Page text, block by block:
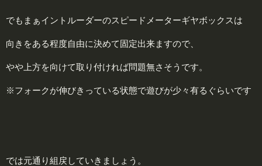
でもまぁイントルーダーのスピードメーターギヤボックスは
向きをある程度自由に決めて固定出来ますので、
やや上方を向けて取り付ければ問題無さそうです。
※フォークが伸びきっている状態で遊びが少々有るぐらいです
では元通り組戻していきましょう。